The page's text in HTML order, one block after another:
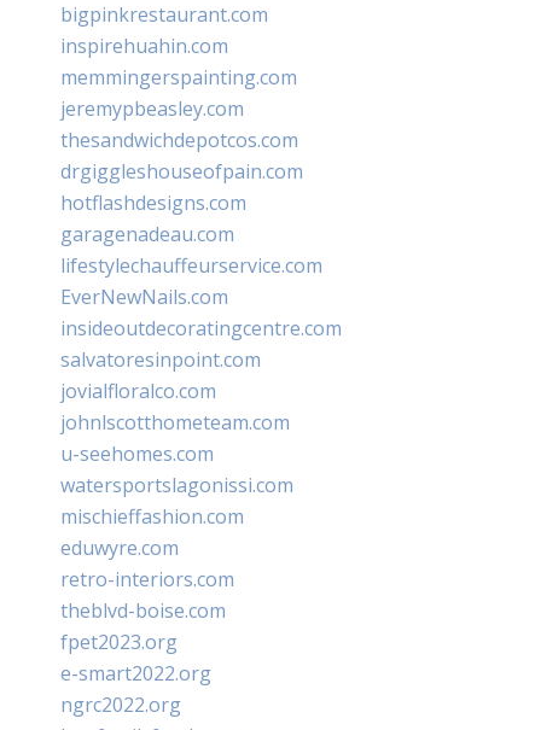
bigpinkrestaurant.com
inspirehuahin.com
memmingerspainting.com
jeremypbeasley.com
thesandwichdepotcos.com
drgiggleshouseofpain.com
hotflashdesigns.com
garagenadeau.com
lifestylechauffeurservice.com
EverNewNails.com
insideoutdecoratingcentre.com
salvatoresinpoint.com
jovialfloralco.com
johnlscotthometeam.com
u-seehomes.com
watersportslagonissi.com
mischieffashion.com
eduwyre.com
retro-interiors.com
theblvd-boise.com
fpet2023.org
e-smart2022.org
ngrc2022.org